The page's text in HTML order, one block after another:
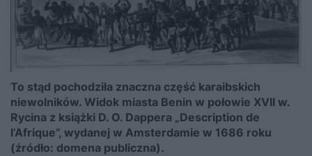
To stąd pochodziła znaczna część karaibskich
niewolników. Widok miasta Benin w połowie XVII w.
Rycina z książki D. O. Dappera „Description de
l’Afrique”, wydanej w Amsterdamie w 1686 roku
(źródło: domena publiczna).